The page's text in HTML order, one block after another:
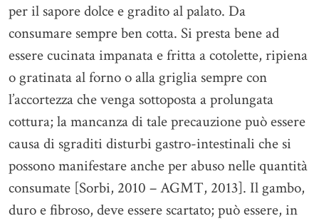
per il sapore dolce e gradito al palato. Da
consumare sempre ben cotta. Si presta bene ad
essere cucinata impanata e fritta a cotolette, ripiena
o gratinata al forno o alla griglia sempre con
l’accortezza che venga sottoposta a prolungata
cottura; la mancanza di tale precauzione può essere
causa di sgraditi disturbi gastro-intestinali che si
possono manifestare anche per abuso nelle quantità
consumate [Sorbi, 2010 – AGMT, 2013]. Il gambo,
duro e fibroso, deve essere scartato; può essere, in